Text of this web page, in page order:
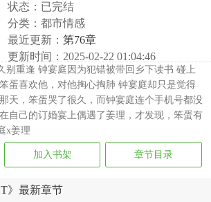
状态：已完结
分类：都市情感
最近更新： 第76章
更新时间：2025-02-22 01:04:46
别重逢 钟宴庭因为犯错被带回乡下读书 碰上
蛋喜欢他，对他掏心掏肺 钟宴庭却只是觉得
天，笨蛋哭了很久，而钟宴庭连个手机号都没
自己的订婚宴上偶遇了姜理，才发现，笨蛋有
x姜理
加入书架 章节目录
》最新章节